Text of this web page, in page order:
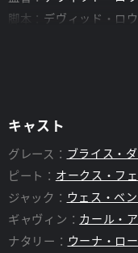
脚本： デヴィッド・ロ
キャスト
グレース： ブライス・
ピート： オークス・フ
ジャック： ウェス・ベ
ギャヴィン： カール・
ナタリー： ウーナ・ロ